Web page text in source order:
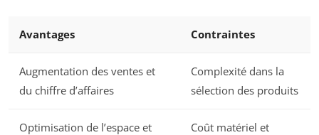
Avantages Contraintes
Augmentation des ventes et
du chiffre d’affaires
Complexité dans la
sélection des produits
Optimisation de l’espace et
Coût matériel et